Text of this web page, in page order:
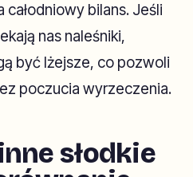
bilans. Jeśli
nas naleśniki,
być lżejsze, co pozwoli
poczucia wyrzeczenia.
słodkie